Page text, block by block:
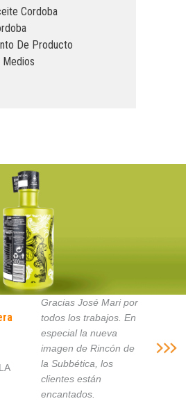
Cordoba
De Producto
Medios
Gracias José Mari por
todos los trabajos. En
especial la nueva
imagen de Rincón de
la Subbética, los
clientes están
encantados.